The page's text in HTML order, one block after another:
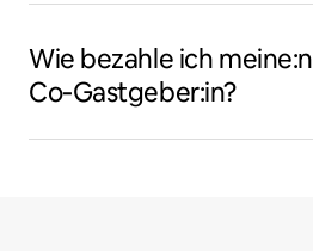
Wie bezahle ich meine:n
Co‑Gastgeber:in?